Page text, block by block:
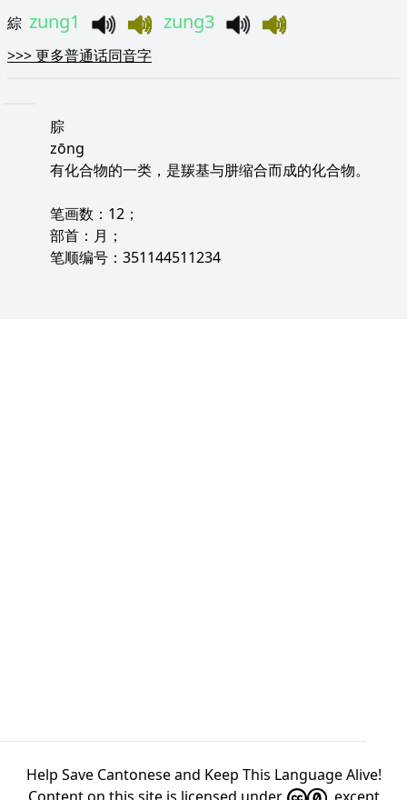
綜 zung1 zung3
>>>更多普通话同音字
腙
zōng
有化合物的一类，是羰基与肼缩合而成的化合物。
笔画数：12；
部首：月；
笔顺编号：351144511234
Help Save Cantonese and Keep This Language Alive!